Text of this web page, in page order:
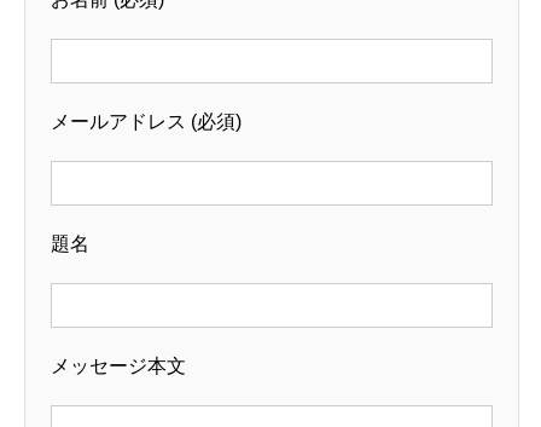
メールアドレス (必須)
題名
メッセージ本文